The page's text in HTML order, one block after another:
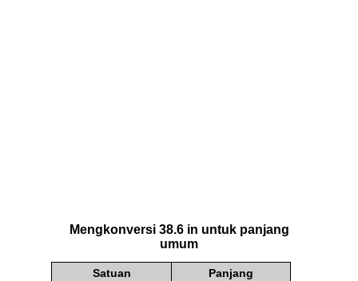
Mengkonversi 38.6 in untuk panjang
umum
Satuan Panjang